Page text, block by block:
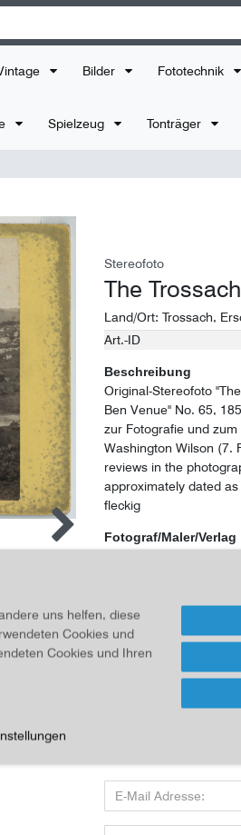
Bilder Fototechnik
Spielzeug Tonträger
Stereofoto
The
Land/Ort: Trossach,
Technisches
Wert
Art.-ID
Beschreibung
Original-Stereofoto
Ben Venue" No. 65,
zur Fotografie und
Washington Wilson (7.
reviews in the
approximately dated as
fleckig
Fotograf/Maler/Verlag
104,40 EUR
Inhalt1Stück
Für Infos
uns helfen, diese
Cookies und
Cookies und Ihren